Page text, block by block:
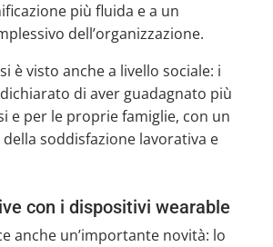
più fluida e a un
dell’organizzazione.
è visto anche a livello sociale: i
di aver guadagnato più
e per le proprie famiglie, con un
soddisfazione lavorativa e
con i dispositivi wearable
anche un’importante novità: lo